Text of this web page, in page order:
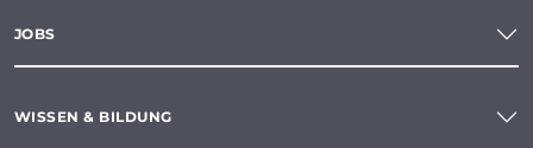
JOBS
WISSEN & BILDUNG